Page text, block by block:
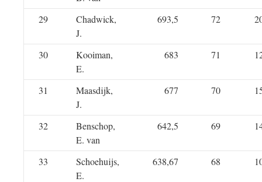
29
Chadwick,
J.
693,5 72
30
Kooiman,
E.
683 71
31
Maasdijk,
J.
677 70
32
Benschop,
E. van
642,5 69
33
Schoehuijs,
E.
638,67 68